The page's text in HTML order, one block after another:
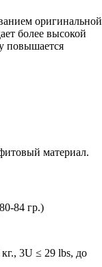
оригинальной
более высокой
повышается
материал.
84 гр.)
3U ≤ 29 lbs, до